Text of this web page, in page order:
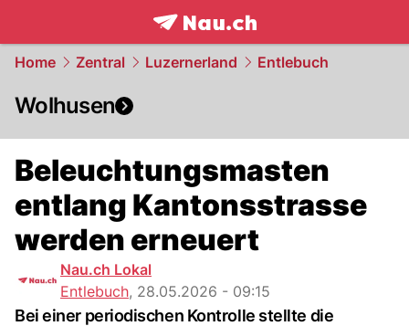
frontpage.NAU.ch
Home Zentral Luzernerland Entlebuch
Wolhusen
Beleuchtungsmasten
entlang Kantonsstrasse
werden erneuert
Nau.ch Lokal
Entlebuch, 28.05.2026 - 09:15
Bei einer periodischen Kontrolle stellte die